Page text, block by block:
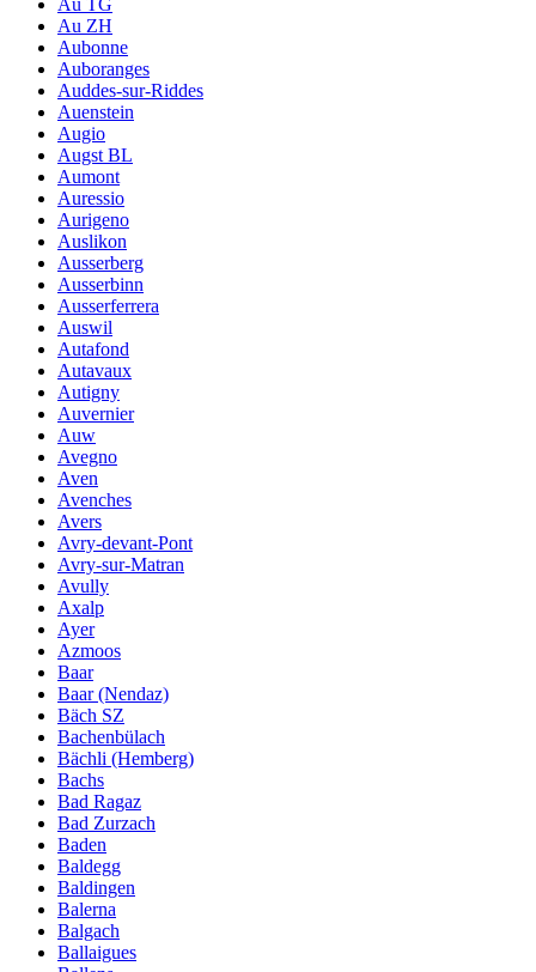
Au ZH
Aubonne
Auboranges
Auddes-sur-Riddes
Auenstein
Augio
Augst BL
Aumont
Auressio
Aurigeno
Auslikon
Ausserberg
Ausserbinn
Ausserferrera
Auswil
Autafond
Autavaux
Autigny
Auvernier
Auw
Avegno
Aven
Avenches
Avers
Avry-devant-Pont
Avry-sur-Matran
Avully
Axalp
Ayer
Azmoos
Baar
Baar (Nendaz)
Bäch SZ
Bachenbülach
Bächli (Hemberg)
Bachs
Bad Ragaz
Bad Zurzach
Baden
Baldegg
Baldingen
Balerna
Balgach
Ballaigues